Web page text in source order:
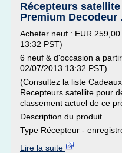
Récepteurs
Premium Decodeur
Acheter neuf : EUR
13:32 PST)
6 neuf & d'occasion a
02/07/2013 13:32 PST)
(Consultez la liste
Recepteurs satellite pour
classement actuel de ce
Description du produit
Type Récepteur -
Lire la suite